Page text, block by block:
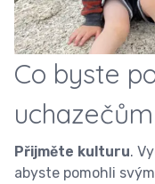
​​​​Co byste
Přijměte kulturu.
abyste pomohli